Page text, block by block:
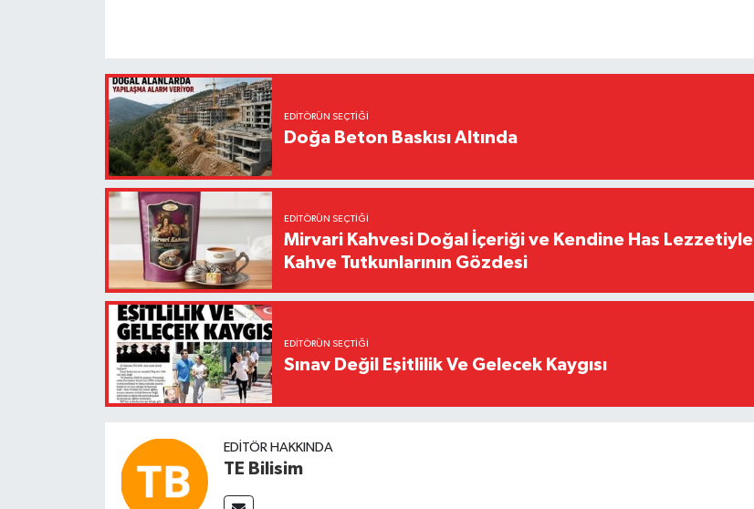
EDITÖRÜN SEÇTIĞI
Doğa Beton Baskısı Altında
EDITÖRÜN SEÇTIĞI
Mirvari Kahvesi Doğal İçeriği ve Kendine Has Lezzetiyle
Kahve Tutkunlarının Gözdesi
EDITÖRÜN SEÇTIĞI
Sınav Değil Eşitlilik Ve Gelecek Kaygısı
EDITÖR HAKKINDA
TE Bilisim